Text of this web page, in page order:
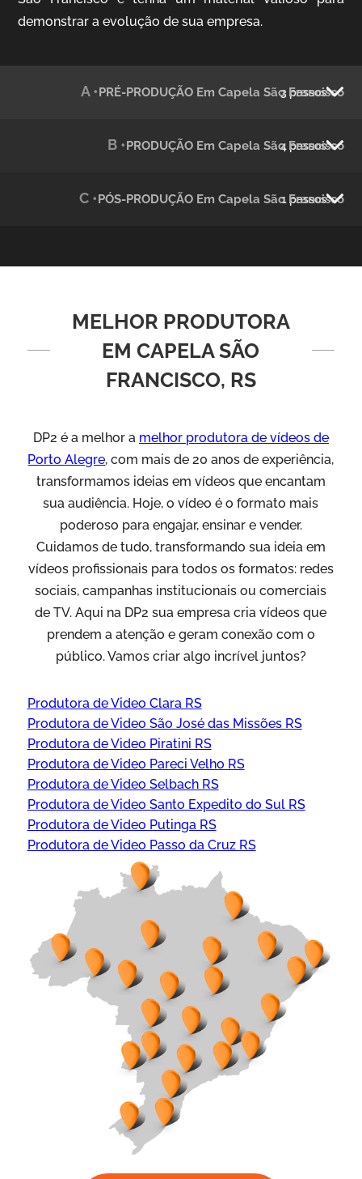
Green Process
demonstrar a evolução de sua empresa.
A •PRÉ-PRODUÇÃO Em Capela São Francisco
3 passos
B •PRODUÇÃO Em Capela São Francisco
4 passos
C •PÓS-PRODUÇÃO Em Capela São Francisco
1 passos
MELHOR PRODUTORA
EM CAPELA SÃO
FRANCISCO, RS
DP2 é a melhor a melhor produtora de vídeos de
Porto Alegre, com mais de 20 anos de experiência,
transformamos ideias em vídeos que encantam
sua audiência. Hoje, o vídeo é o formato mais
poderoso para engajar, ensinar e vender.
Cuidamos de tudo, transformando sua ideia em
vídeos profissionais para todos os formatos: redes
sociais, campanhas institucionais ou comerciais
de TV. Aqui na DP2 sua empresa cria vídeos que
prendem a atenção e geram conexão com o
público. Vamos criar algo incrível juntos?
Produtora de Video Clara RS
Produtora de Video São José das Missões RS
Produtora de Video Piratini RS
Produtora de Video Pareci Velho RS
Produtora de Video Selbach RS
Produtora de Video Santo Expedito do Sul RS
Produtora de Video Putinga RS
Produtora de Video Passo da Cruz RS